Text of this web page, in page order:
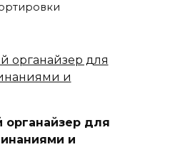
органайзер для
и